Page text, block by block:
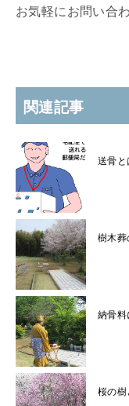
お気軽にお問い合
関連記事
送骨と
樹木葬
納骨料
桜の樹